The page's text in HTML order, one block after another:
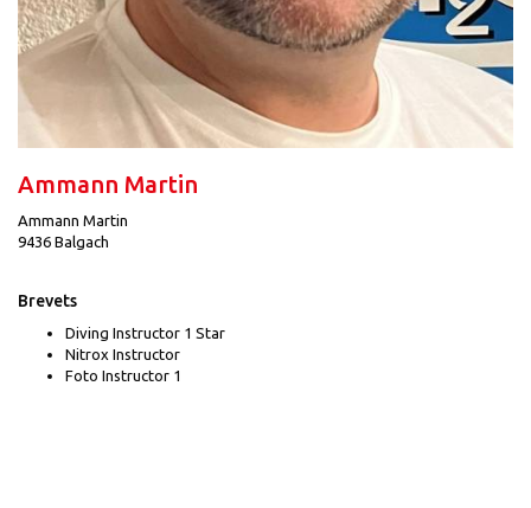
Ammann Martin
Ammann Martin
9436 Balgach
Brevets
Diving Instructor 1 Star
Nitrox Instructor
Foto Instructor 1